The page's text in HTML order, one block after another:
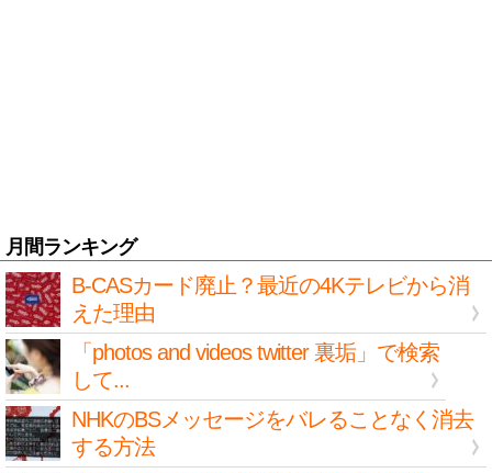
月間ランキング
B-CASカード廃止？最近の4Kテレビから消
えた理由
「photos and videos twitter 裏垢」で検索
して...
NHKのBSメッセージをバレることなく消去
する方法